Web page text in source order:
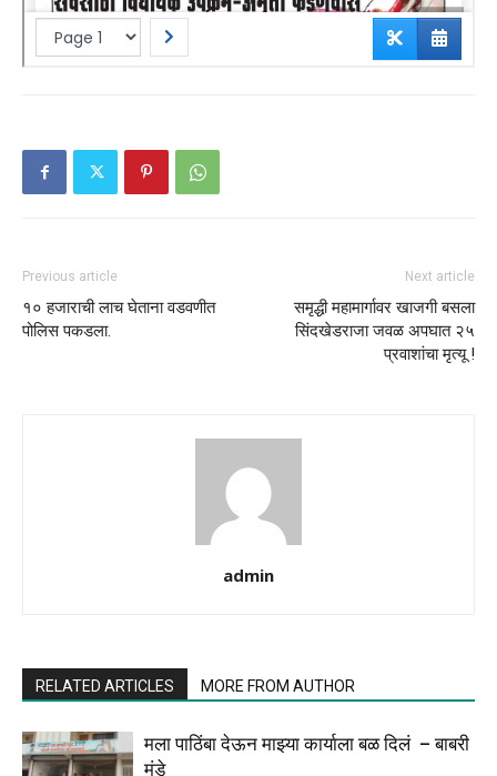
Previous article
१० हजाराची लाच घेताना वडवणीत
पोलिस पकडला.
Next article
समृद्धी महामार्गावर खाजगी बसला
सिंदखेडराजा जवळ अपघात २५
प्रवाशांचा मृत्यू !
admin
RELATED ARTICLES MORE FROM AUTHOR
मला पाठिंबा देऊन माझ्या कार्याला बळ दिलं – बाबरी
मुंडे